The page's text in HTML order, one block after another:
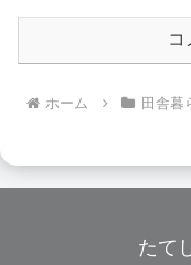
コ
ホーム 田舎暮
たて